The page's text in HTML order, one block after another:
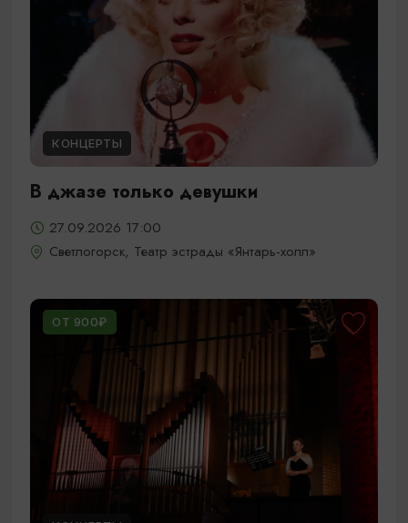
КОНЦЕРТЫ
В джазе только девушки
27.09.2026 17:00
Светлогорск, Театр эстрады «Янтарь-холл»
ОТ 900₽